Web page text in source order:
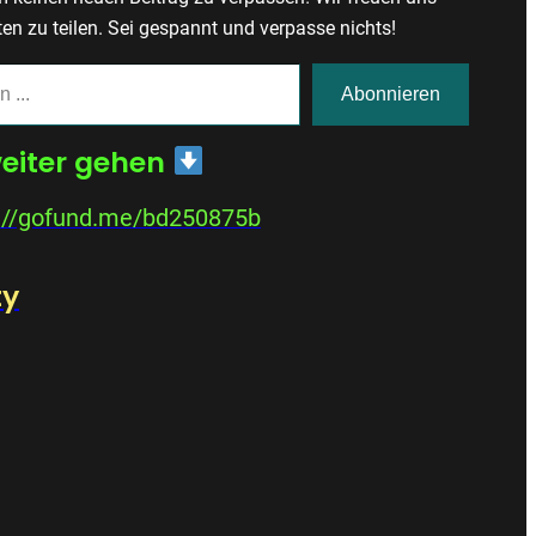
zu teilen. Sei gespannt und verpasse nichts!
Abonnieren
gehen
gofund.me/bd250875b